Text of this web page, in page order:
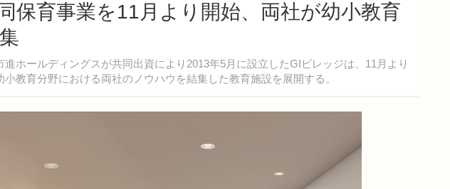
保育事業を11月より開始、両社が幼小教育
ホールディングスが共同出資により2013年5月に設立したGIビレッジは、11月より
教育分野における両社のノウハウを結集した教育施設を展開する。